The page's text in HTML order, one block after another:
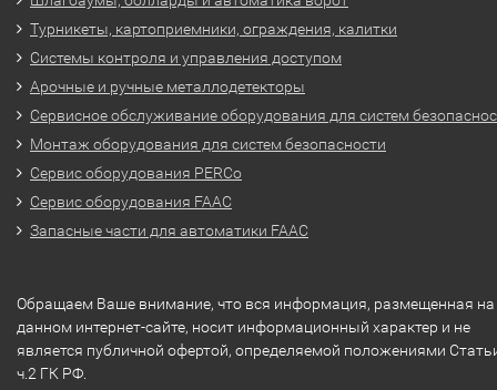
Турникеты, картоприемники, ограждения, калитки
Системы контроля и управления доступом
Арочные и ручные металлодетекторы
Сервисное обслуживание оборудования для систем
Монтаж оборудования для систем безопасности
Сервис оборудования PERCo
Сервис оборудования FAAC
Запасные части для автоматики FAAC
Обращаем Ваше внимание, что вся информация, размещенная на
данном интернет-сайте, носит информационный характер и не
является публичной офертой, определяемой положениями
ч.2 ГК РФ.